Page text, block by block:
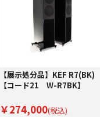
【展示処分品】KEF R7(BK)
【コード21 W-R7BK】
￥274,000(税込)